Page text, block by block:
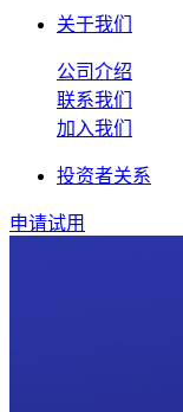
关于我们
公司介绍
联系我们
加入我们
投资者关系
申请试用